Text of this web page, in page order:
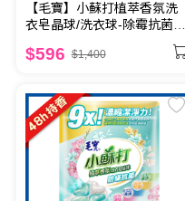
【毛寶】小蘇打植萃香氛洗
衣皂晶球/洗衣球-除霉抗菌25
$596 $1,400